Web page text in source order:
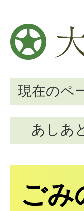
現在のペ
あしあ
ごみ